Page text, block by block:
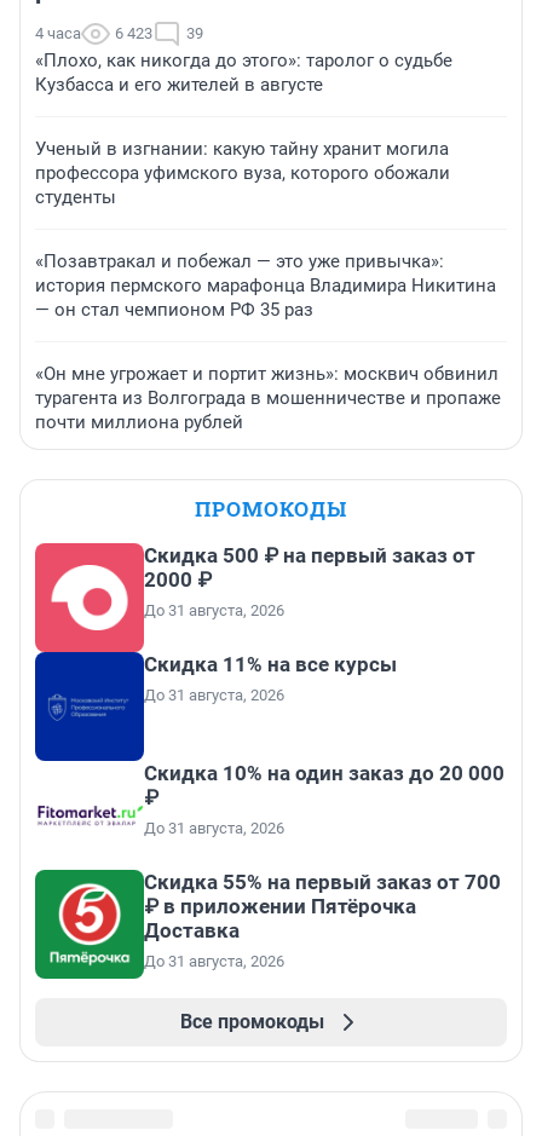
4 часа 6 423 39
«Плохо, как никогда до этого»: таролог о судьбе
Кузбасса и его жителей в августе
Ученый в изгнании: какую тайну хранит могила
профессора уфимского вуза, которого обожали
студенты
«Позавтракал и побежал — это уже привычка»:
история пермского марафонца Владимира Никитина
— он стал чемпионом РФ 35 раз
«Он мне угрожает и портит жизнь»: москвич обвинил
турагента из Волгограда в мошенничестве и пропаже
почти миллиона рублей
ПРОМОКОДЫ
Скидка 500 ₽ на первый заказ от
2000 ₽
До 31 августа, 2026
Скидка 11% на все курсы
До 31 августа, 2026
Скидка 10% на один заказ до 20 000
₽
До 31 августа, 2026
Скидка 55% на первый заказ от 700
₽ в приложении Пятёрочка
Доставка
До 31 августа, 2026
Все промокоды